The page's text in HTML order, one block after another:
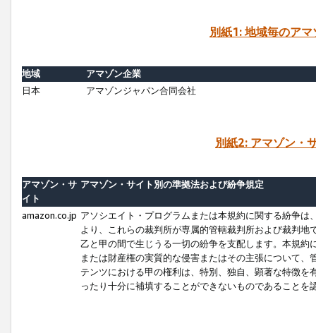
別紙1: 地域毎のア
地域
アマゾン企業
日本
アマゾンジャパン合同会社
別紙2: アマゾン・
アマゾン・サ
イト
アマゾン・サイト別の準拠法および紛争規定
amazon.co.jp アソシエイト・プログラムまたは本規約に関する紛争
より、これらの裁判所が専属的管轄裁判所および裁判
乙と甲の間で生じうる一切の紛争を支配します。本規
または財産権の実質的な侵害またはその主張について
テンツにおける甲の権利は、特別、独自、顕著な特徴
ったり十分に補填することができないものであることを